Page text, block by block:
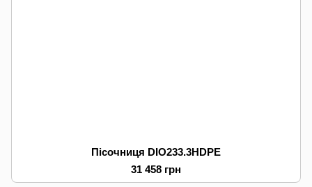
Пісочниця DIO233.3HDPE
31 458 грн